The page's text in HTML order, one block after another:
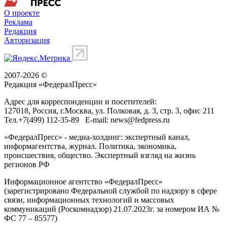
О проекте
Реклама
Редакция
Авторизация
2007-2026 ©
Редакция «ФедералПресс»
Адрес для корреспонденции и посетителей:
127018, Россия, г.Москва, ул. Полковая, д. 3, стр. 3, офис 211
Тел.+7(499) 112-35-89 E-mail: news@fedpress.ru
«ФедералПресс» - медиа-холдинг: экспертный канал,
информагентства, журнал. Политика, экономика,
происшествия, общество. Экспертный взгляд на жизнь
регионов РФ
Информационное агентство «ФедералПресс»
(зарегистрировано Федеральной службой по надзору в сфере
связи, информационных технологий и массовых
коммуникаций (Роскомнадзор) 21.07.2023г. за номером ИА №
ФС 77 – 85577)